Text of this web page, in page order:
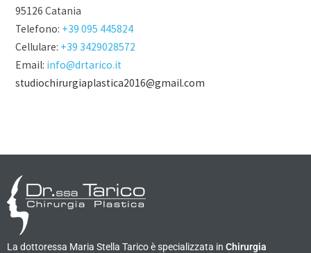
95126 Catania
Telefono: +39 095 445824
Cellulare: +39 3429028572
Email: info@drtarico.it
studiochirurgiaplastica2016@gmail.com
La dottoressa Maria Stella Tarico è specializzata in Chirurgia